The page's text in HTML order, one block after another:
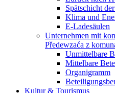
Spätschicht
Klima und
E-Ladesäulen
Unternehmen mit
Předewzaća z
Unmittelbare
Mittelbare
Organigramm
Kultur & Tourismus